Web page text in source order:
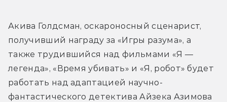
Акива Голдсман, оскароносный сценарист,
получивший награду за «Игры разума», а
также трудившийся над фильмами «Я —
легенда», «Время убивать» и «Я, робот» будет
работать над адаптацией научно-
фантастического детектива Айзека Азимова